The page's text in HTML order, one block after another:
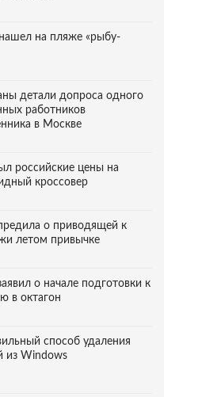
на пляже «рыбу-
детали допроса одного
работников
в Москве
российские цены на
кроссовер
о приводящей к
летом привычке
о начале подготовки к
в октагон
способ удаления
из Windows